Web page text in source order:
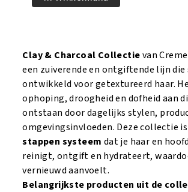
Nature
Charcoal
Soften
&
Moisture
Replenish
Shampoo
355ml
aantal
Clay & Charcoal Collectievan
een zuiverende en ontgiftende lijn die
ontwikkeld voor getextureerd haar.
ophoping, droogheid en dofheid aan
ontstaan door dagelijks stylen,
omgevingsinvloeden. Deze collectie
stappen systeem dat je haar en
reinigt, ontgift en hydrateert,
vernieuwd aanvoelt.
Belangrijkste producten uit de